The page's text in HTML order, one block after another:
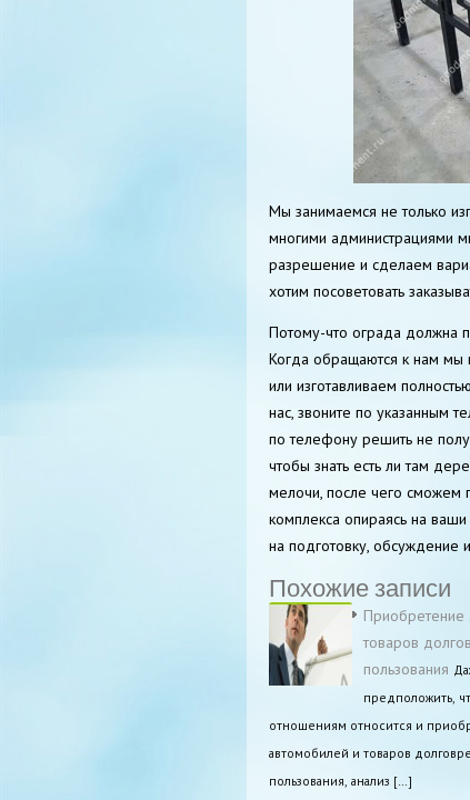
Мы занимаемся не только
многими администрациями
разрешение и сделаем
хотим посоветовать
Потому-что ограда должна
Когда обращаются к нам мы
или изготавливаем
нас, звоните по указанным
по телефону решить не
чтобы знать есть ли там
мелочи, после чего сможем
комплекса опираясь на
на подготовку, обсуждение
Похожие записи
Приобретение
товаров
пользования
предположить,
отношениям относится и
автомобилей и товаров
пользования, анализ […]